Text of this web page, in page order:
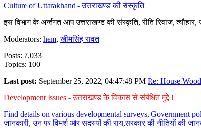
Culture of Uttarakhand - उत्तराखण्ड की संस्कृति
इस विभाग के अर्न्तगत आप उत्तराखण्ड की संस्कृति, रीति रिवाज,
Moderators: hem,खीमसिंह रावत
Posts: 7,033
Topics: 100
Last post: September 25, 2022, 04:47:48 PM Re: House
Development Issues - उत्तराखण्ड के विकास से संबंधित मुद्दे !
Find details on various developmental surveys, Government
जानकारी, उन पर विमर्श और सदस्यों की राय,सरकार की नीतियों की